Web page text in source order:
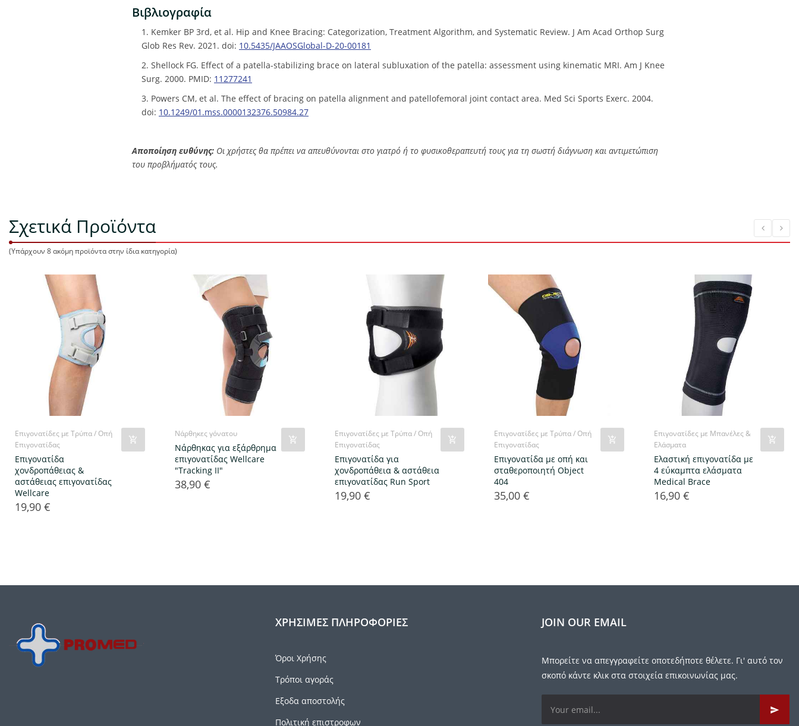
Βιβλιογραφία
1. Kemker BP 3rd, et al. Hip and Knee Bracing: Categorization, Treatment Algorithm, and Systematic Review. J Am Acad Orthop Surg
Glob Res Rev. 2021. doi: 10.5435/JAAOSGlobal-D-20-00181
2. Shellock FG. Effect of a patella-stabilizing brace on lateral subluxation of the patella: assessment using kinematic MRI. Am J Knee
Surg. 2000. PMID: 11277241
3. Powers CM, et al. The effect of bracing on patella alignment and patellofemoral joint contact area. Med Sci Sports Exerc. 2004.
doi: 10.1249/01.mss.0000132376.50984.27
Αποποίηση ευθύνης: Οι χρήστες θα πρέπει να απευθύνονται στο γιατρό ή το φυσικοθεραπευτή τους για τη σωστή διάγνωση και αντιμετώπιση
του προβλήματός τους.
Σχετικά Προϊόντα
(Υπάρχουν 8 ακόμη προϊόντα στην ίδια κατηγορία)
Επιγονατίδες με Τρύπα / Οπή
Επιγονατίδας
Επιγονατίδα
χονδροπάθειας &
αστάθειας επιγονατίδας
Wellcare
Τιμή
19,90 €
Νάρθηκες γόνατου
Νάρθηκας για εξάρθρημα
επιγονατίδας Wellcare
"Tracking II"
Τιμή
38,90 €
Επιγονατίδες με Τρύπα / Οπή
Επιγονατίδας
Επιγονατίδα για
χονδροπάθεια & αστάθεια
επιγονατίδας Run Sport
Τιμή
19,90 €
Επιγονατίδες με Τρύπα / Οπή
Επιγονατίδας
Επιγονατίδα με οπή και
σταθεροποιητή Object
404
Τιμή
35,00 €
Επιγονατίδες με Μπανέλες &
Ελάσματα
Ελαστική επιγονατίδα με
4 εύκαμπτα ελάσματα
Medical Brace
Τιμή
16,90 €
ΧΡΉΣΙΜΕΣ ΠΛΗΡΟΦΟΡΊΕΣ
Όροι Χρήσης
Τρόποι αγοράς
Εξοδα αποστολής
Πολιτική επιστροφων
JOIN OUR EMAIL
Μπορείτε να απεγγραφείτε οποτεδήποτε θέλετε. Γι' αυτό τον
σκοπό κάντε κλικ στα στοιχεία επικοινωνίας μας.